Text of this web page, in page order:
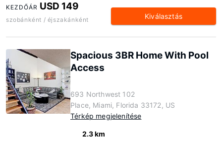
KEZDŐÁR USD 149
szobánként / éjszakánként Kiválasztás
Spacious 3BR Home With Pool
Access
693 Northwest 102
Place, Miami, Florida 33172, US
Térkép megjelenítése
2.3 km